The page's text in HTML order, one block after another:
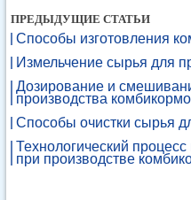
ПРЕДЫДУЩИЕ СТАТЬИ
Способы изготовления
Измельчение сырья для
Дозирование и
производства
Способы очистки сырья
Технологический
при производстве